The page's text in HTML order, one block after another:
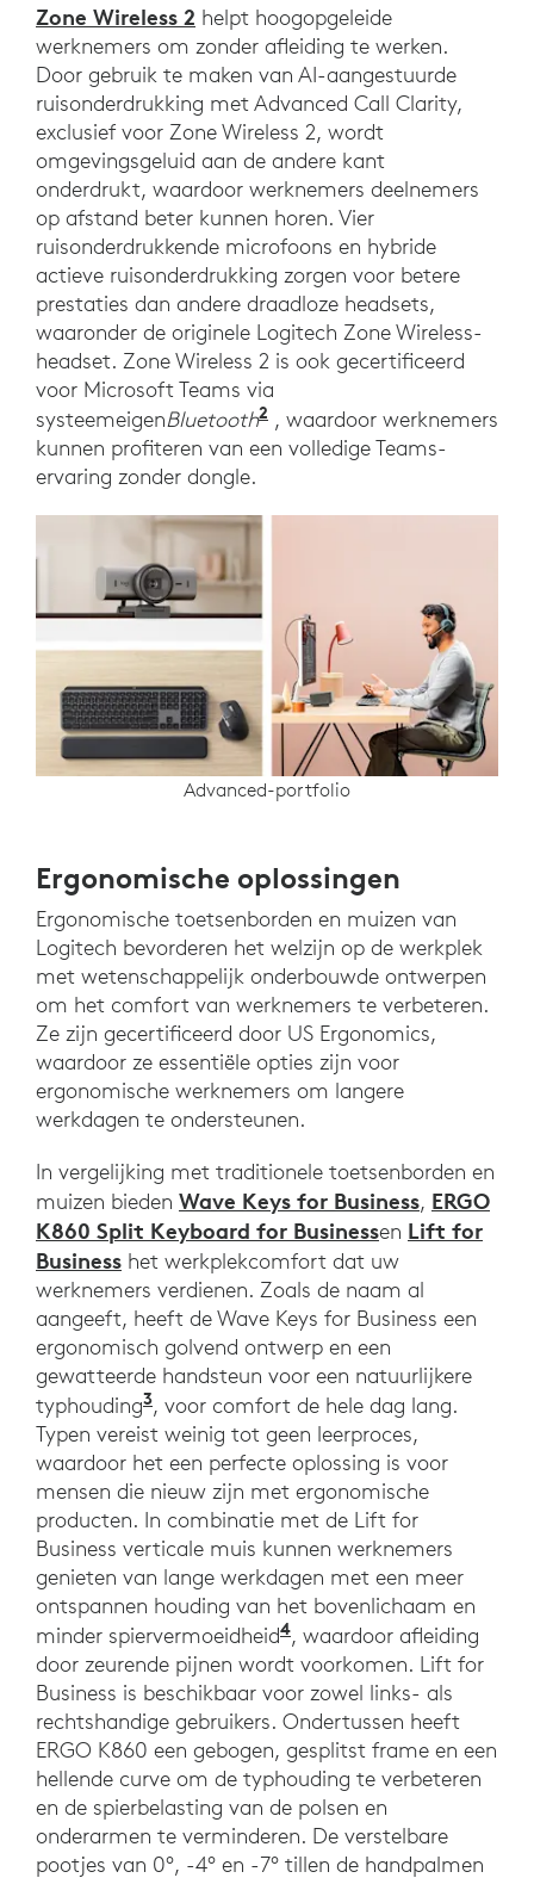
Zone Wireless 2 helpt hoogopgeleide
werknemers om zonder afleiding te werken.
Door gebruik te maken van AI-aangestuurde
ruisonderdrukking met Advanced Call Clarity,
exclusief voor Zone Wireless 2, wordt
omgevingsgeluid aan de andere kant
onderdrukt, waardoor werknemers deelnemers
op afstand beter kunnen horen. Vier
ruisonderdrukkende microfoons en hybride
actieve ruisonderdrukking zorgen voor betere
prestaties dan andere draadloze headsets,
waaronder de originele Logitech Zone Wireless-
headset. Zone Wireless 2 is ook gecertificeerd
voor Microsoft Teams via
systeemeigenBluetooth2 . Vereist Windows 11
, waardoor werknemers
kunnen profiteren van een volledige Teams-
ervaring zonder dongle.
Advanced-portfolio
Ergonomische oplossingen
Ergonomische toetsenborden en muizen van
Logitech bevorderen het welzijn op de werkplek
met wetenschappelijk onderbouwde ontwerpen
om het comfort van werknemers te verbeteren.
Ze zijn gecertificeerd door US Ergonomics,
waardoor ze essentiële opties zijn voor
ergonomische werknemers om langere
werkdagen te ondersteunen.
In vergelijking met traditionele toetsenborden en
muizen bieden Wave Keys for Business, ERGO
K860 Split Keyboard for Businessen Lift for
Business het werkplekcomfort dat uw
werknemers verdienen. Zoals de naam al
aangeeft, heeft de Wave Keys for Business een
ergonomisch golvend ontwerp en een
gewatteerde handsteun voor een natuurlijkere
typhouding3in vergelijking met een traditioneel
, voor comfort de hele dag lang.
Typen vereist weinig tot geen leerproces,
waardoor het een perfecte oplossing is voor
mensen die nieuw zijn met ergonomische
producten. In combinatie met de Lift for
Business verticale muis kunnen werknemers
genieten van lange werkdagen met een meer
ontspannen houding van het bovenlichaam en
minder spiervermoeidheid44 in het
, waardoor afleiding
door zeurende pijnen wordt voorkomen. Lift for
Business is beschikbaar voor zowel links- als
rechtshandige gebruikers. Ondertussen heeft
ERGO K860 een gebogen, gesplitst frame en een
hellende curve om de typhouding te verbeteren
en de spierbelasting van de polsen en
onderarmen te verminderen. De verstelbare
pootjes van 0°, -4° en -7° tillen de handpalmen